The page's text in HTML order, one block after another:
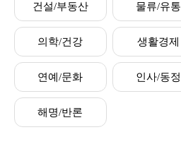
건설/부동산 물류/유통
의학/건강 생활경제
연예/문화 인사/동정
해명/반론